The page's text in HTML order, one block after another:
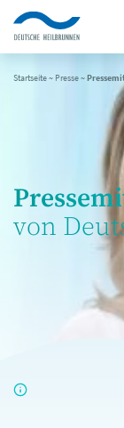
Startseite~ Presse~
von